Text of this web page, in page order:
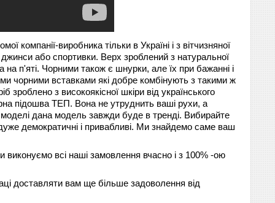
компанії-виробника тільки в Україні і з вітчизняної
джинси або спортивки. Верх зроблений з натуральної
на п'яті. Чорними також є шнурки, але їх при бажанні і
чорними вставками які добре комбінують з такими ж
зроблено з високоякісної шкіри від українського
підошва ТЕП. Вона не утруднить ваші рухи, а
дана модель завжди буде в тренді. Вибирайте
демократичні і привабливі. Ми знайдемо саме ваш
всі наші замовлення вчасно і з 100% -ою
доставляти вам ще більше задоволення від